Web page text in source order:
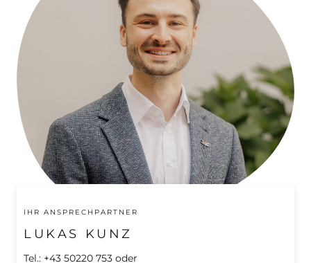
IHR ANSPRECHPARTNER
LUKAS KUNZ
Tel.: +43 50220 753 oder